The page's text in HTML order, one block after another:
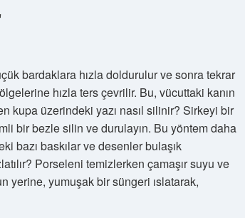
bardaklara hızla doldurulur ve sonra tekrar
hızla ters çevrilir. Bu, vücuttaki kanın
kupa üzerindeki yazı nasıl silinir? Sirkeyi bir
bir bezle silin ve durulayın. Bu yöntem daha
bazı baskılar ve desenler bulaşık
Porseleni temizlerken çamaşır suyu ve
yerine, yumuşak bir süngeri ıslatarak,